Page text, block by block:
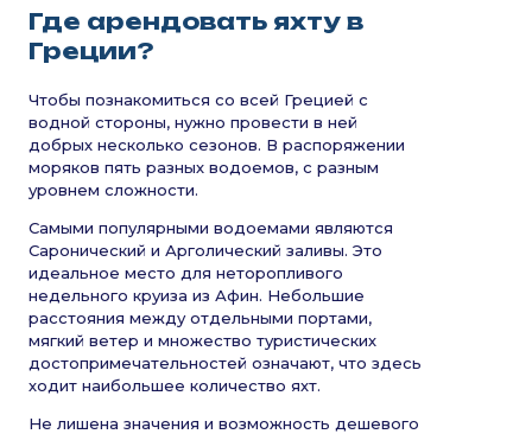
Где арендовать яхту в
Греции?
Чтобы познакомиться со всей Грецией с
водной стороны, нужно провести в ней
добрых несколько сезонов. В распоряжении
моряков пять разных водоемов, с разным
уровнем сложности.
Самыми популярными водоемами являются
Саронический и Арголический заливы. Это
идеальное место для неторопливого
недельного круиза из Афин. Небольшие
расстояния между отдельными портами,
мягкий ветер и множество туристических
достопримечательностей означают, что здесь
ходит наибольшее количество яхт.
Не лишена значения и возможность дешевого